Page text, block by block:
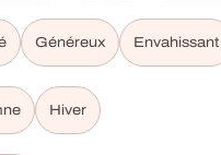
Généreux Envahissant
Hiver